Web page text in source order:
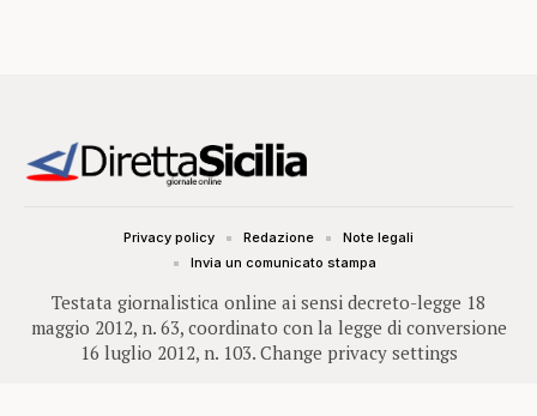
Testata giornalistica online ai sensi decreto-legge 18
maggio 2012, n. 63, coordinato con la legge di conversione
16 luglio 2012, n. 103. Change privacy settings
Privacy policy Redazione
Note legali
Invia un comunicato stampa